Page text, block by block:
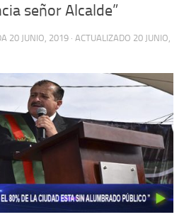
señor Alcalde”
20 JUNIO, 2019 · ACTUALIZADO 20 JUNIO,